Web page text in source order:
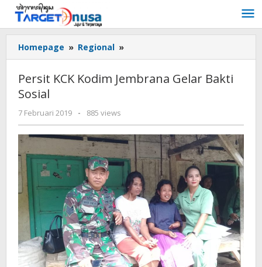
Lewati
konten
Homepage » Regional »
KCK
Jembrana
Persit KCK Kodim Jembrana Gelar Bakti
Sosial
7 Februari 2019
oleh
targetnusa
- 885 views